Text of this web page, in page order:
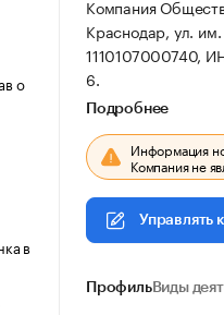
о
в
Компания
Краснодар, ул.
1110107000740,
6.
Подробнее
Информация
Компания не
Управлять
ПрофильВиды